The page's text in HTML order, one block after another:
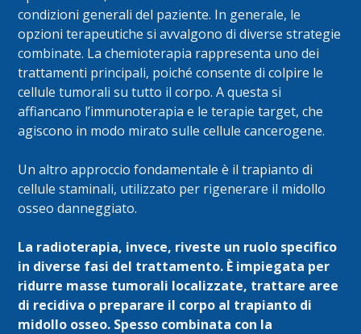
condizioni generali del paziente. In generale, le
opzioni terapeutiche si avvalgono di diverse strategie
combinate. La chemioterapia rappresenta uno dei
trattamenti principali, poiché consente di colpire le
cellule tumorali su tutto il corpo. A questa si
affiancano l’immunoterapia e le terapie target, che
agiscono in modo mirato sulle cellule cancerogene.
Un altro approccio fondamentale è il trapianto di
cellule staminali, utilizzato per rigenerare il midollo
osseo danneggiato.
La radioterapia, invece, riveste un ruolo specifico
in diverse fasi del trattamento. È impiegata per
ridurre masse tumorali localizzate, trattare aree
di recidiva o preparare il corpo al trapianto di
midollo osseo. Spesso combinata con la